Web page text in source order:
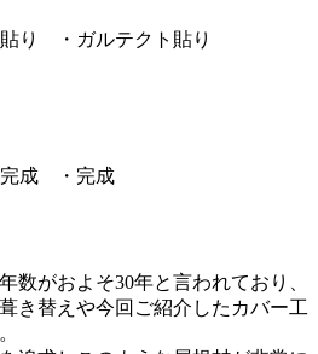
り ・ガルテクト貼り
完成 ・完成
数がおよそ30年と言われており、
き替えや今回ご紹介したカバー工